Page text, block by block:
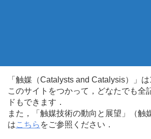
「触媒（Catalysts and Catalysis）」
このサイトをつかって，どなたでも
ドもできます．
また，「触媒技術の動向と展望」（
はこちら をご参照ください．